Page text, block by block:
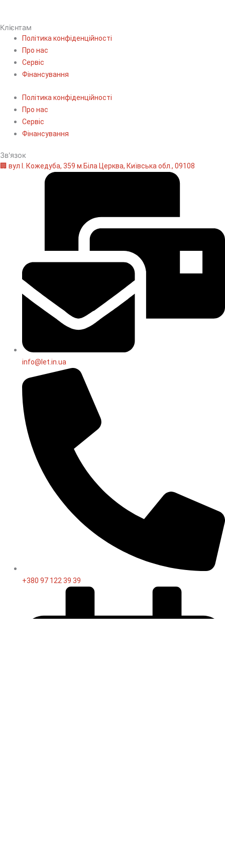
Клієнтам
Політика конфіденційності
Про нас
Сервіс
Фінансування
Політика конфіденційності
Про нас
Сервіс
Фінансування
Зв'язок
🏢 вул І. Кожедуба, 359 м.Біла Церква, Київська обл., 09108
info@let.in.ua
+380 97 122 39 39